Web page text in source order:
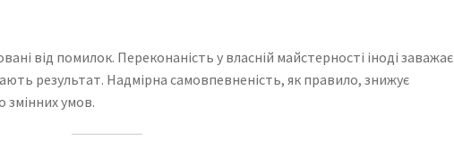
від помилок. Переконаність у власній майстерності іноді заважає
результат. Надмірна самовпевненість, як правило, знижує
змінних умов.